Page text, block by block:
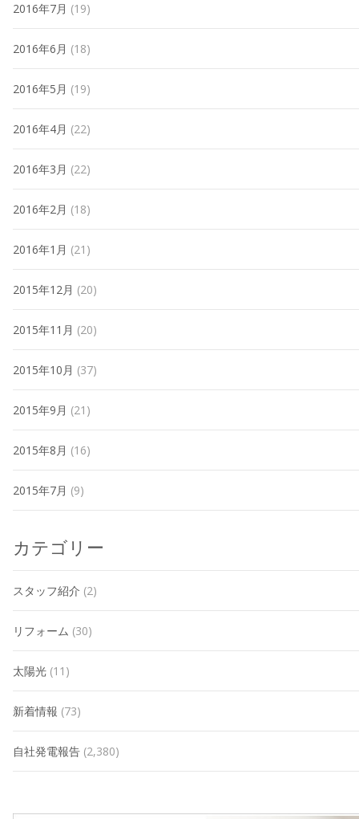
2016年7月 (19)
2016年6月 (18)
2016年5月 (19)
2016年4月 (22)
2016年3月 (22)
2016年2月 (18)
2016年1月 (21)
2015年12月 (20)
2015年11月 (20)
2015年10月 (37)
2015年9月 (21)
2015年8月 (16)
2015年7月 (9)
カテゴリー
スタッフ紹介 (2)
リフォーム (30)
太陽光 (11)
新着情報 (73)
自社発電報告 (2,380)